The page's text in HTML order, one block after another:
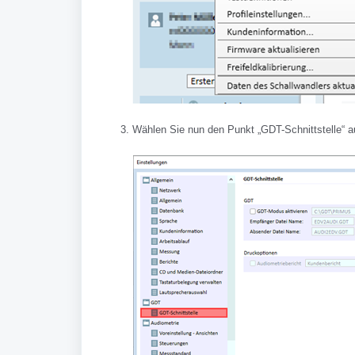
Wählen Sie nun den Punkt „GDT-Schnittstelle“